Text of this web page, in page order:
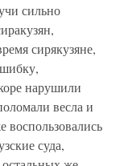
сильно
сирякузяне,
нарушили
весла и
суда,